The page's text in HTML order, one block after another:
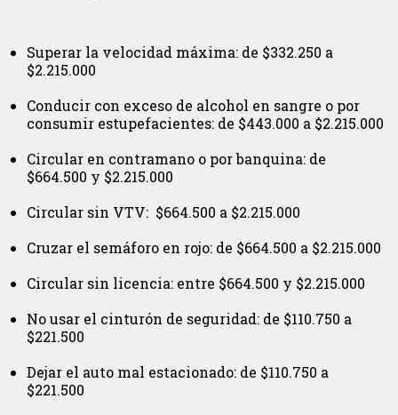
Superar la velocidad máxima: de $332.250 a
$2.215.000
Conducir con exceso de alcohol en sangre o por
consumir estupefacientes: de $443.000 a $2.215.000
Circular en contramano o por banquina: de
$664.500 y $2.215.000
Circular sin VTV: $664.500 a $2.215.000
Cruzar el semáforo en rojo: de $664.500 a $2.215.000
Circular sin licencia: entre $664.500 y $2.215.000
No usar el cinturón de seguridad: de $110.750 a
$221.500
Dejar el auto mal estacionado: de $110.750 a
$221.500